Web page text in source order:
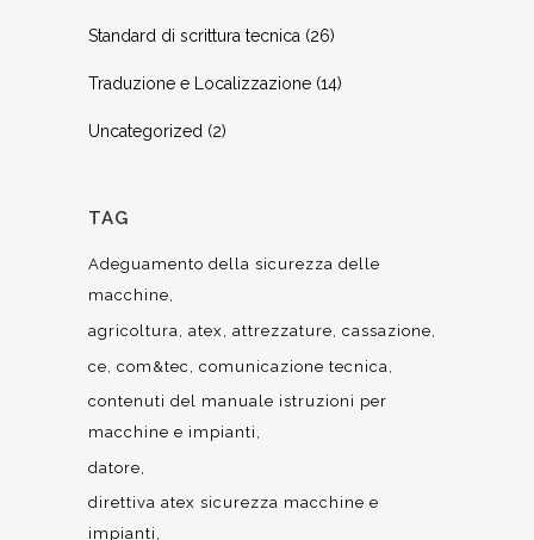
Standard di scrittura tecnica (26)
Traduzione e Localizzazione (14)
Uncategorized (2)
TAG
Adeguamento della sicurezza delle
macchine
agricoltura atex attrezzature cassazione
ce com&tec
comunicazione tecnica
contenuti del manuale istruzioni per
macchine e impianti
datore
direttiva atex sicurezza macchine e
impianti